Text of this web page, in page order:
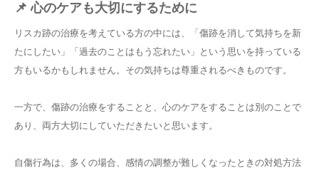
📌 心のケアも大切にするために
リスカ跡の治療を考えている方の中には、「傷跡を消して気持ちを新
たにしたい」「過去のことはもう忘れたい」という思いを持っている
方もいるかもしれません。その気持ちは尊重されるべきものです。
一方で、傷跡の治療をすることと、心のケアをすることは別のことで
あり、両方大切にしていただきたいと思います。
自傷行為は、多くの場合、感情の調整が難しくなったときの対処方法